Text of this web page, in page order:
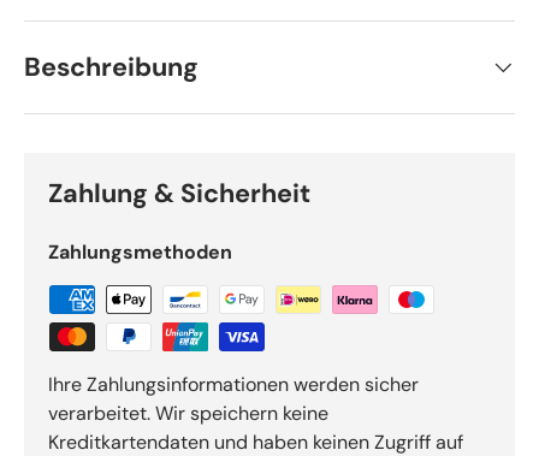
Beschreibung
Zahlung & Sicherheit
Zahlungsmethoden
Ihre Zahlungsinformationen werden sicher
verarbeitet. Wir speichern keine
Kreditkartendaten und haben keinen Zugriff auf